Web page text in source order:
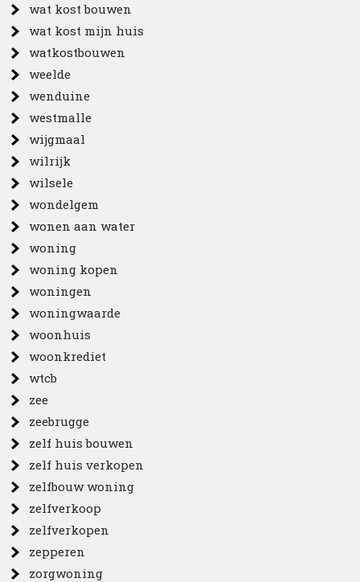
wat kost bouwen
wat kost mijn huis
watkostbouwen
weelde
wenduine
westmalle
wijgmaal
wilrijk
wilsele
wondelgem
wonen aan water
woning
woning kopen
woningen
woningwaarde
woonhuis
woonkrediet
wtcb
zee
zeebrugge
zelf huis bouwen
zelf huis verkopen
zelfbouw woning
zelfverkoop
zelfverkopen
zepperen
zorgwoning